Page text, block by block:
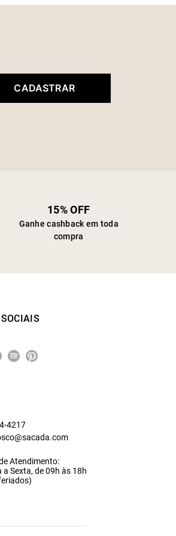
CADASTRAR
15% OFF
Ganhe cashback em toda
compra
SOCIAIS
4217
Atendimento:
a Sexta, de 09h às 18h